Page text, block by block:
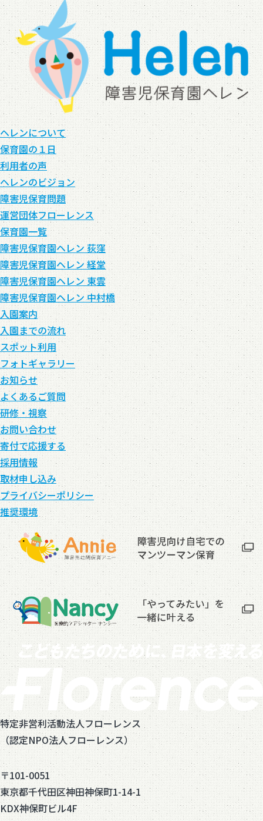
ヘレンについて
保育園の１日
利用者の声
ヘレンのビジョン
障害児保育問題
運営団体フローレンス
保育園一覧
障害児保育園ヘレン 荻窪
障害児保育園ヘレン 経堂
障害児保育園ヘレン 東雲
障害児保育園ヘレン 中村橋
入園案内
入園までの流れ
スポット利用
フォトギャラリー
お知らせ
よくあるご質問
研修・視察
お問い合わせ
寄付で応援する
採用情報
取材申し込み
プライバシーポリシー
推奨環境
特定非営利活動法人フローレンス
（認定NPO法人フローレンス）
〒101-0051
東京都千代田区神田神保町1-14-1
KDX神保町ビル4F